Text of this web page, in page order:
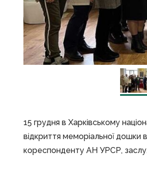
15 грудня в Харківському
відкриття меморіальної дошки
кореспонденту АН УРСР,